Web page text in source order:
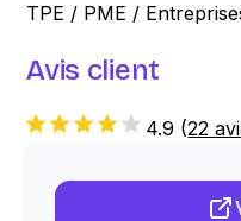
TPE / PME /
Avis client
4.9 (22